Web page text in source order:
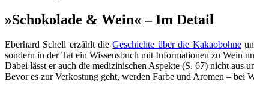
»Schokolade & Wein« – Im Detail
Eberhard Schell erzählt dieGeschichte über die Kakaobohne
sondern in der Tat ein Wissensbuch mit Informationen zu Wein
Dabei lässt er auch die medizinischen Aspekte (S. 67) nicht aus
Bevor es zur Verkostung geht, werden Farbe und Aromen – bei